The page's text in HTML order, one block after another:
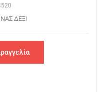
ΔΕΞΙ